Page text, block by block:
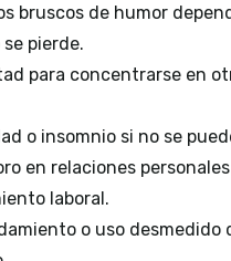
bruscos de humor
pierde.
para concentrarse en
o insomnio si no se
en relaciones
laboral.
o uso desmedido